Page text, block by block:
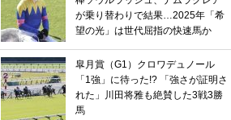
が乗り替わりで結果…2025年「希
望の光」は世代屈指の快速馬か
皐月賞（G1）クロワデュノール
「1強」に待った!? 「強さが証明さ
れた」川田将雅も絶賛した3戦3勝
馬